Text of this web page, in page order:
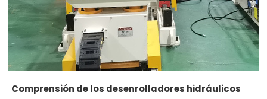
Comprensión de los desenrolladores hidráulicos